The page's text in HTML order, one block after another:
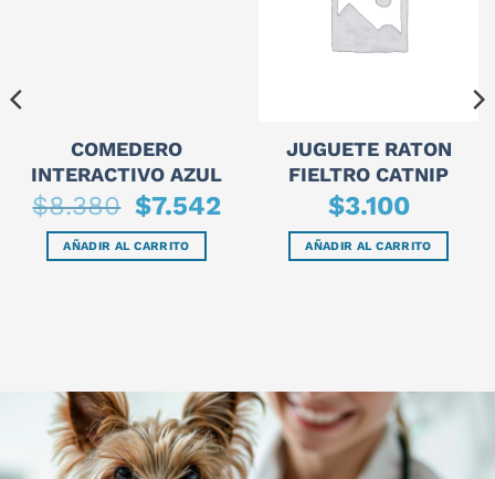
COMEDERO
INTERACTIVO AZUL
$8.380
El
precio
original
era:
$8.380.
$7.542El
precio
AÑADIR AL CARRITO
JUGUETE RATON
FIELTRO CATNIP
$3.100
AÑADIR AL CARRITO